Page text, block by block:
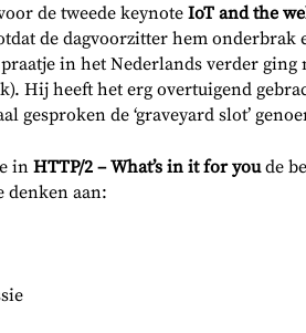
de tweede keynoteIoT and the
de dagvoorzitter hem onderbrak
in het Nederlands verder
Hij heeft het erg overtuigend
gesproken de ‘graveyard slot’
in HTTP/2 – What’s in it for youde
denken aan: